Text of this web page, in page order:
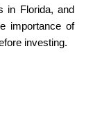
in Florida, and
importance of
investing.